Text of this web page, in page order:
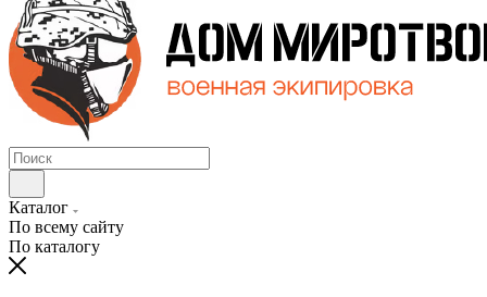
Каталог
По всему сайту
По каталогу